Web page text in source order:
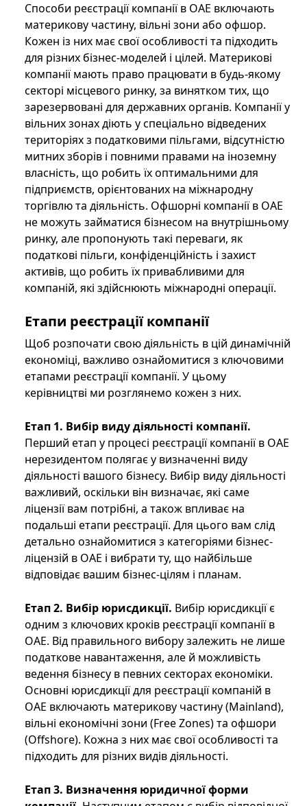
Способи реєстрації компанії в ОАЕ включають
материкову частину, вільні зони або офшор.
Кожен із них має свої особливості та підходить
для різних бізнес-моделей і цілей. Материкові
компанії мають право працювати в будь-якому
секторі місцевого ринку, за винятком тих, що
зарезервовані для державних органів. Компанії у
вільних зонах діють у спеціально відведених
територіях з податковими пільгами, відсутністю
митних зборів і повними правами на іноземну
власність, що робить їх оптимальними для
підприємств, орієнтованих на міжнародну
торгівлю та діяльність. Офшорні компанії в ОАЕ
не можуть займатися бізнесом на внутрішньому
ринку, але пропонують такі переваги, як
податкові пільги, конфіденційність і захист
активів, що робить їх привабливими для
компаній, які здійснюють міжнародні операції.
Етапи реєстрації компанії
Щоб розпочати свою діяльність в цій динамічній
економіці, важливо ознайомитися з ключовими
етапами реєстрації компанії. У цьому
керівництві ми розглянемо кожен з них.
Етап 1. Вибір виду діяльності компанії.
Перший етап у процесі реєстрації компанії в ОАЕ
нерезидентом полягає у визначенні виду
діяльності вашого бізнесу. Вибір виду діяльності
важливий, оскільки він визначає, які саме
ліцензії вам потрібні, а також впливає на
подальші етапи реєстрації. Для цього вам слід
детально ознайомитися з категоріями бізнес-
ліцензій в ОАЕ і вибрати ту, що найбільше
відповідає вашим бізнес-цілям і планам.
Етап 2. Вибір юрисдикції. Вибір юрисдикції є
одним з ключових кроків реєстрації компанії в
ОАЕ. Від правильного вибору залежить не лише
податкове навантаження, але й можливість
ведення бізнесу в певних секторах економіки.
Основні юрисдикції для реєстрації компаній в
ОАЕ включають материкову частину (Mainland),
вільні економічні зони (Free Zones) та офшори
(Offshore). Кожна з них має свої особливості та
підходить для різних видів діяльності.
Етап 3. Визначення юридичної форми